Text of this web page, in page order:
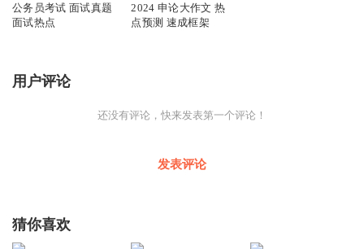
公务员考试 面试真题
面试热点
2024 申论大作文 热
点预测 速成框架
用户评论
还没有评论，快来发表第一个评论！
发表评论
猜你喜欢